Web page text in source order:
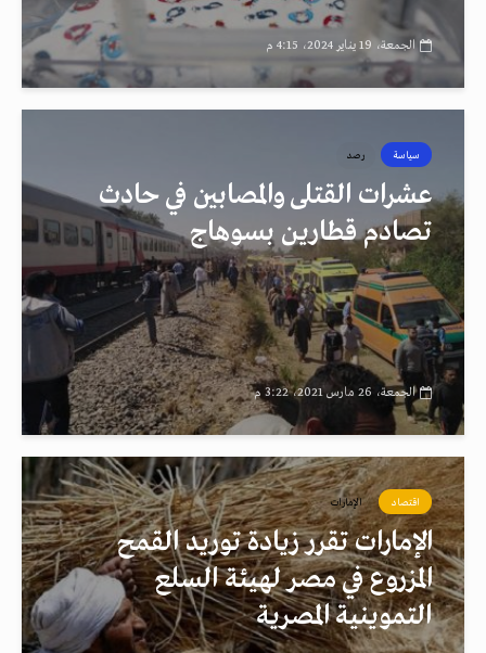
الجمعة، 19 يناير 2024، 4:15 م
سياسة رصد
عشرات القتلى والمصابين في حادث
تصادم قطارين بسوهاج
الجمعة، 26 مارس 2021، 3:22 م
اقتصاد الإمارات
الإمارات تقرر زيادة توريد القمح
المزروع في مصر لهيئة السلع
التموينية المصرية